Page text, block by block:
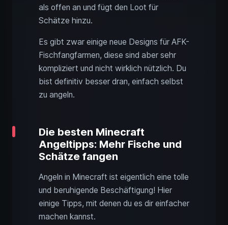
als offen an und fügt den Loot für
Schätze hinzu.
Es gibt zwar einige neue Designs für AFK-
Fischfangfarmen, diese sind aber sehr
kompliziert und nicht wirklich nützlich. Du
bist definitiv besser dran, einfach selbst
zu angeln.
Die besten Minecraft
Angeltipps: Mehr Fische und
Schätze fangen
Angeln in Minecraft ist eigentlich eine tolle
und beruhigende Beschäftigung! Hier
einige Tipps, mit denen du es dir einfacher
machen kannst.